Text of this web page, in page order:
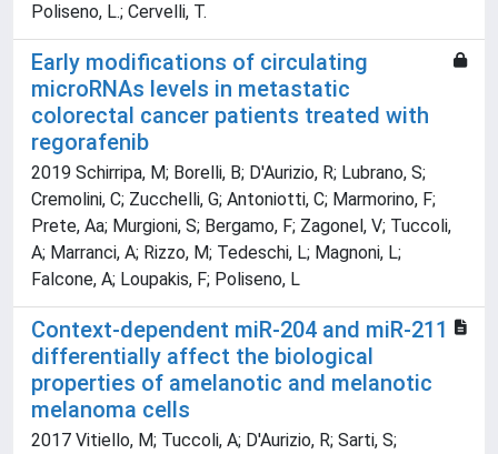
Poliseno, L.; Cervelli, T.
Early modifications of circulating
microRNAs levels in metastatic
colorectal cancer patients treated with
regorafenib
2019 Schirripa, M; Borelli, B; D'Aurizio, R; Lubrano, S;
Cremolini, C; Zucchelli, G; Antoniotti, C; Marmorino, F;
Prete, Aa; Murgioni, S; Bergamo, F; Zagonel, V; Tuccoli,
A; Marranci, A; Rizzo, M; Tedeschi, L; Magnoni, L;
Falcone, A; Loupakis, F; Poliseno, L
Context-dependent miR-204 and miR-211
differentially affect the biological
properties of amelanotic and melanotic
melanoma cells
2017 Vitiello, M; Tuccoli, A; D'Aurizio, R; Sarti, S;